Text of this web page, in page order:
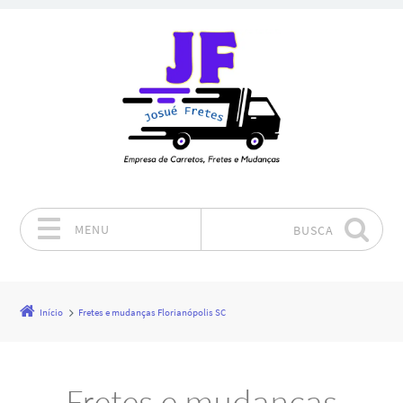
MENU BUSCA
Início Fretes e mudanças Florianópolis SC